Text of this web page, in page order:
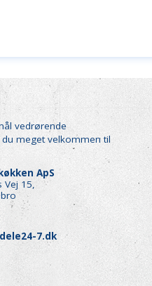
vedrørende
meget velkommen til
ApS
Vej 15,
7.dk